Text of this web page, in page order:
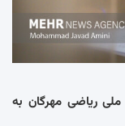
ریاضی مهرگان به